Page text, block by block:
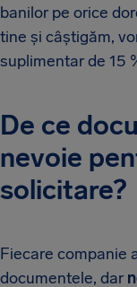
banilor pe orice
tine și câștigăm,
suplimentar de 15
De ce
nevoie
solicitare?
Fiecare companie
documentele, dar